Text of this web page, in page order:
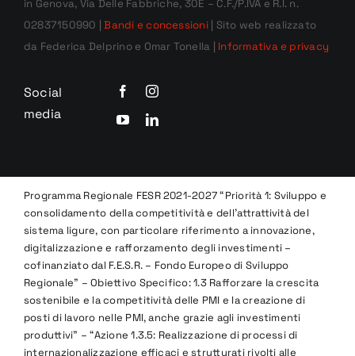
in Genova, Via Delle Fabbriche, 30E – C.F./P.IVA e R.I. n.
02837150990 |Bandi e concessioni| Sito web realizzato
da Federica Delprino e Omar Tonella | Informativa e privacy
Social
media
Programma Regionale FESR 2021-2027 “Priorità 1: Sviluppo e
consolidamento della competitività e dell’attrattività del
sistema ligure, con particolare riferimento a innovazione,
digitalizzazione e rafforzamento degli investimenti –
cofinanziato dal F.E.S.R. – Fondo Europeo di Sviluppo
Regionale” – Obiettivo Specifico: 1.3 Rafforzare la crescita
sostenibile e la competitività delle PMI e la creazione di
posti di lavoro nelle PMI, anche grazie agli investimenti
produttivi” – “Azione 1.3.5: Realizzazione di processi di
internazionalizzazione efficaci e strutturati rivolti alle